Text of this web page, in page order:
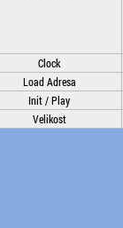
Clock
Load Adresa
Init / Play
Velikost